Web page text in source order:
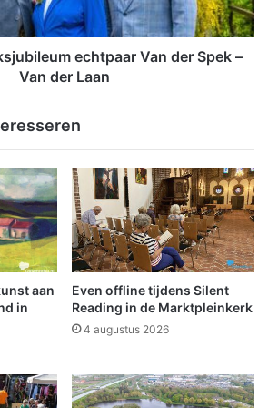
echtpaar Van der Spek –
Van der Laan
aan
in
Even offline tijdens Silent
Reading in de Marktpleinkerk
4 augustus 2026